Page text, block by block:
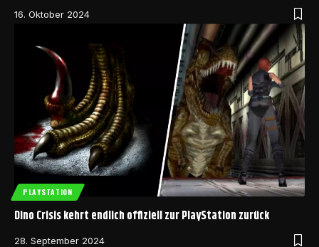
16. Oktober 2024
PLAYSTATION
Dino Crisis kehrt endlich offiziell zur PlayStation zurück
28. September 2024